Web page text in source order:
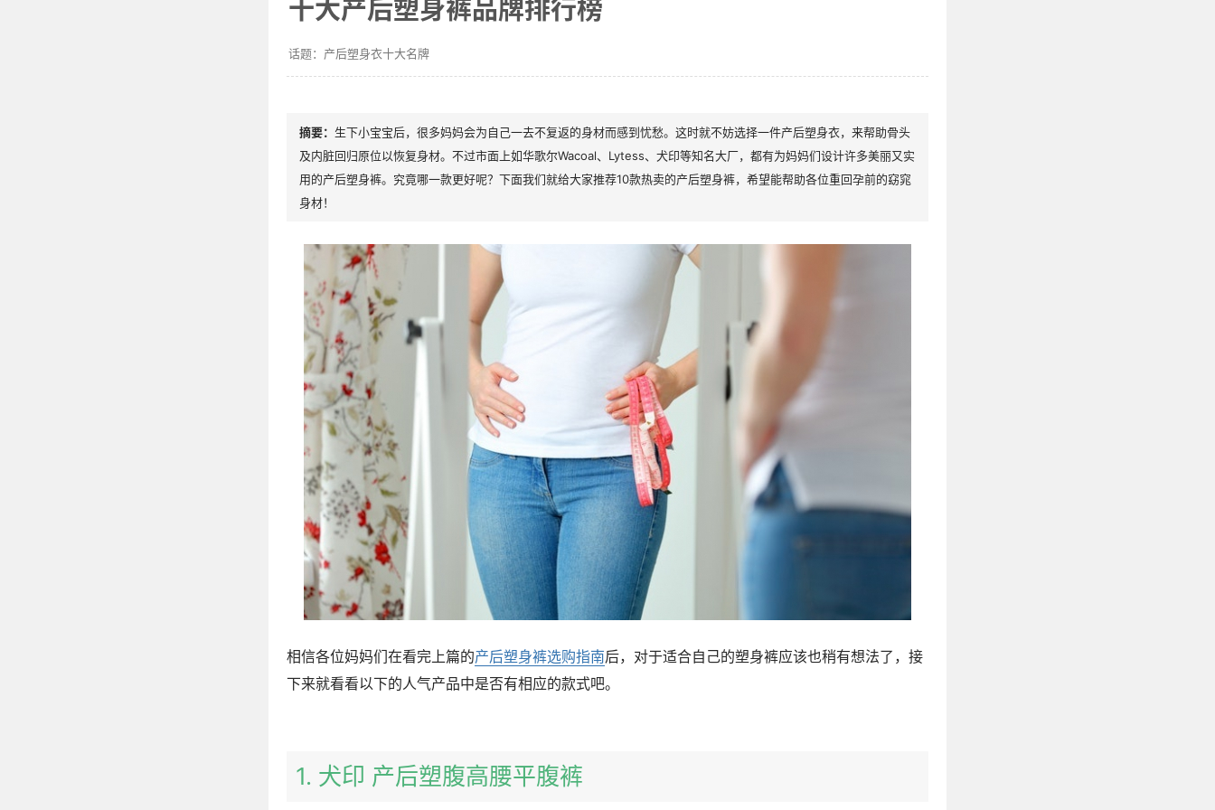
十大产后塑身裤品牌排行榜
产后塑身衣十大名牌
生下小宝宝后，很多妈妈会为自己一去不复返的身材而感到忧愁。这时就不妨选择一件产后塑身衣，来帮助骨头
及内脏回归原位以恢复身材。不过市面上如华歌尔Wacoal、Lytess、犬印等知名大厂，都有为妈妈们设计许多美丽又实
用的产后塑身裤。究竟哪一款更好呢？下面我们就给大家推荐10款热卖的产后塑身裤，希望能帮助各位重回孕前的窈窕
身材！
相信各位妈妈们在看完上篇的产后塑身裤选购指南后，对于适合自己的塑身裤应该也稍有想法了，接
下来就看看以下的人气产品中是否有相应的款式吧。
1. 犬印 产后塑腹高腰平腹裤